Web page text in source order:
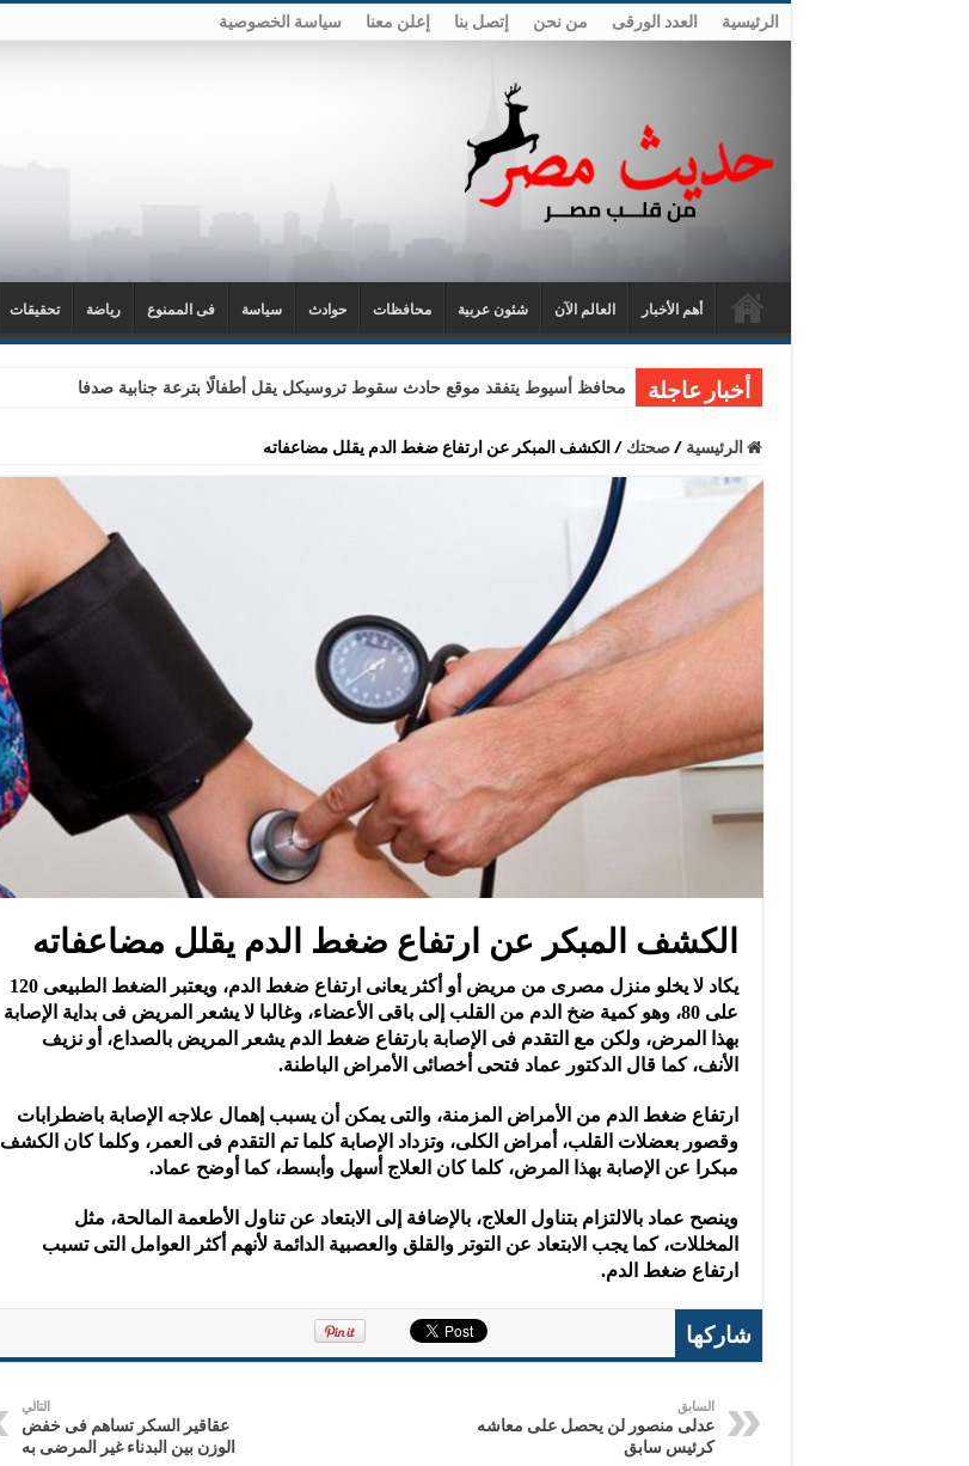
الرئيسية العدد الورقى من نحن إتصل بنا إعلن معنا سياسة الخصوصية
أهم الأخبار العالم الآن شئون عربية محافظات حوادث سياسة فى الممنوع رياضة تحقيقات
أخبار عاجلة محافظ أسيوط يتفقد موقع حادث سقوط تروسيكل يقل أطفالًا بترعة جنابية صدفا
الرئيسية /صحتك /الكشف المبكر عن ارتفاع ضغط الدم يقلل مضاعفاته
الكشف المبكر عن ارتفاع ضغط الدم يقلل مضاعفاته
يكاد لا يخلو منزل مصرى من مريض أو أكثر يعانى ارتفاع ضغط الدم، ويعتبر الضغط الطبيعى 120
على 80، وهو كمية ضخ الدم من القلب إلى باقى الأعضاء، وغالبا لا يشعر المريض فى بداية الإصابة
بهذا المرض، ولكن مع التقدم فى الإصابة بارتفاع ضغط الدم يشعر المريض بالصداع، أو نزيف
الأنف، كما قال الدكتور عماد فتحى أخصائى الأمراض الباطنة.
ارتفاع ضغط الدم من الأمراض المزمنة، والتى يمكن أن يسبب إهمال علاجه الإصابة باضطرابات
وقصور بعضلات القلب، أمراض الكلى، وتزداد الإصابة كلما تم التقدم فى العمر، وكلما كان الكشف
مبكرا عن الإصابة بهذا المرض، كلما كان العلاج أسهل وأبسط، كما أوضح عماد.
وينصح عماد بالالتزام بتناول العلاج، بالإضافة إلى الابتعاد عن تناول الأطعمة المالحة، مثل
المخللات، كما يجب الابتعاد عن التوتر والقلق والعصبية الدائمة لأنهم أكثر العوامل التى تسبب
ارتفاع ضغط الدم.
شاركها
السابق
عدلى منصور لن يحصل على معاشه
كرئيس سابق
التالي
عقاقير السكر تساهم فى خفض
الوزن بين البدناء غير المرضى به